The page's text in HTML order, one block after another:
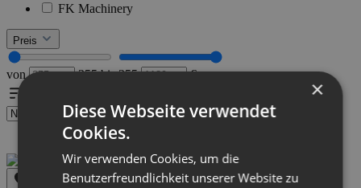
FK Machinery
Preis
von 355 bis 355 €
×
Diese Webseite verwendet
Cookies.
Wir verwenden Cookies, um die
Benutzerfreundlichkeit unserer Website zu